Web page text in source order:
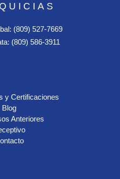
(809) 527-7669
(809) 586-3911
y Certificaciones
Blog
Anteriores